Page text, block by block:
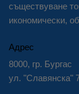
съществуване
икономически,
Адрес
8000, гр. Бургас
ул. "Славянска"